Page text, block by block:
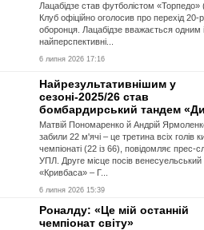
Лацабідзе став футболістом «Торпедо»
Клуб офіційно оголосив про перехід 20-
оборонця. Лацабідзе вважається одним
найперспективні...
6 липня 2026 17:16
Найрезультативнішим у
сезоні-2025/26 став
бомбардирський тандем
Матвій Пономаренко й Андрій
забили 22 м'ячі – це третина всіх голів
чемпіонаті (22 із 66), повідомляє прес-
УПЛ. Друге місце посів венесуельський
«Кривбаса» – Г...
6 липня 2026 15:39
Роналду: «Це мій останній
чемпіонат світу»